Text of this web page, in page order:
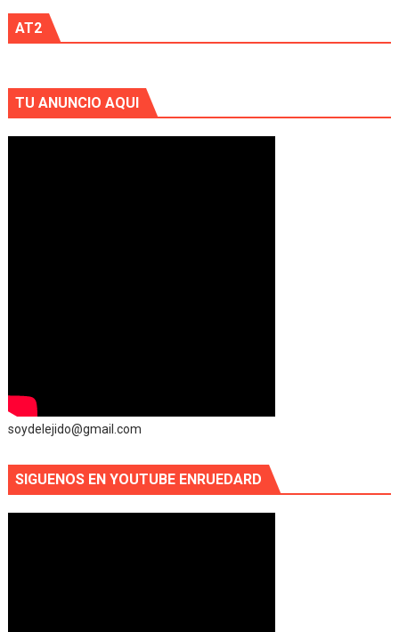
AT2
TU ANUNCIO AQUI
soydelejido@gmail.com
SIGUENOS EN YOUTUBE ENRUEDARD